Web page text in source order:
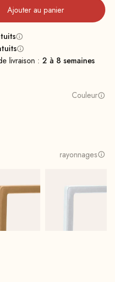
Ajouter au panier
livraison : 2 à 8 semaines
Couleur
rayonnages